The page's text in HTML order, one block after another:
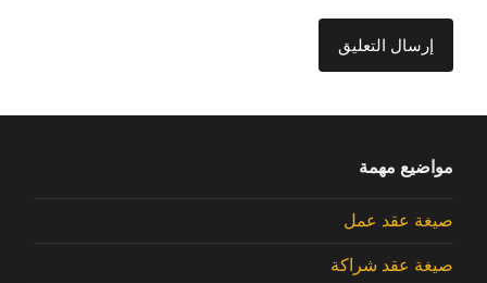
مواضيع مهمة
صيغة عقد عمل
صيغة عقد شراكة